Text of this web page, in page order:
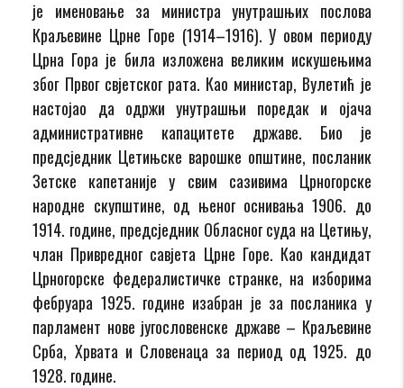
је именовање за министра унутрашњих послова
Краљевине Црне Горе (1914–1916). У овом периоду
Црна Гора је била изложена великим искушењима
због Првог свјетског рата. Као министар, Вулетић је
настојао да одржи унутрашњи поредак и ојача
административне капацитете државе. Био је
предсједник Цетињске варошке општине, посланик
Зетске капетаније у свим сазивима Црногорске
народне скупштине, од њеног оснивања 1906. до
1914. године, предсједник Обласног суда на Цетињу,
члан Привредног савјета Црне Горе. Као кандидат
Црногорске федералистичке странке, на изборима
фебруара 1925. године изабран је за посланика у
парламент нове југословенске државе – Краљевине
Срба, Хрвата и Словенаца за период од 1925. до
1928. године.